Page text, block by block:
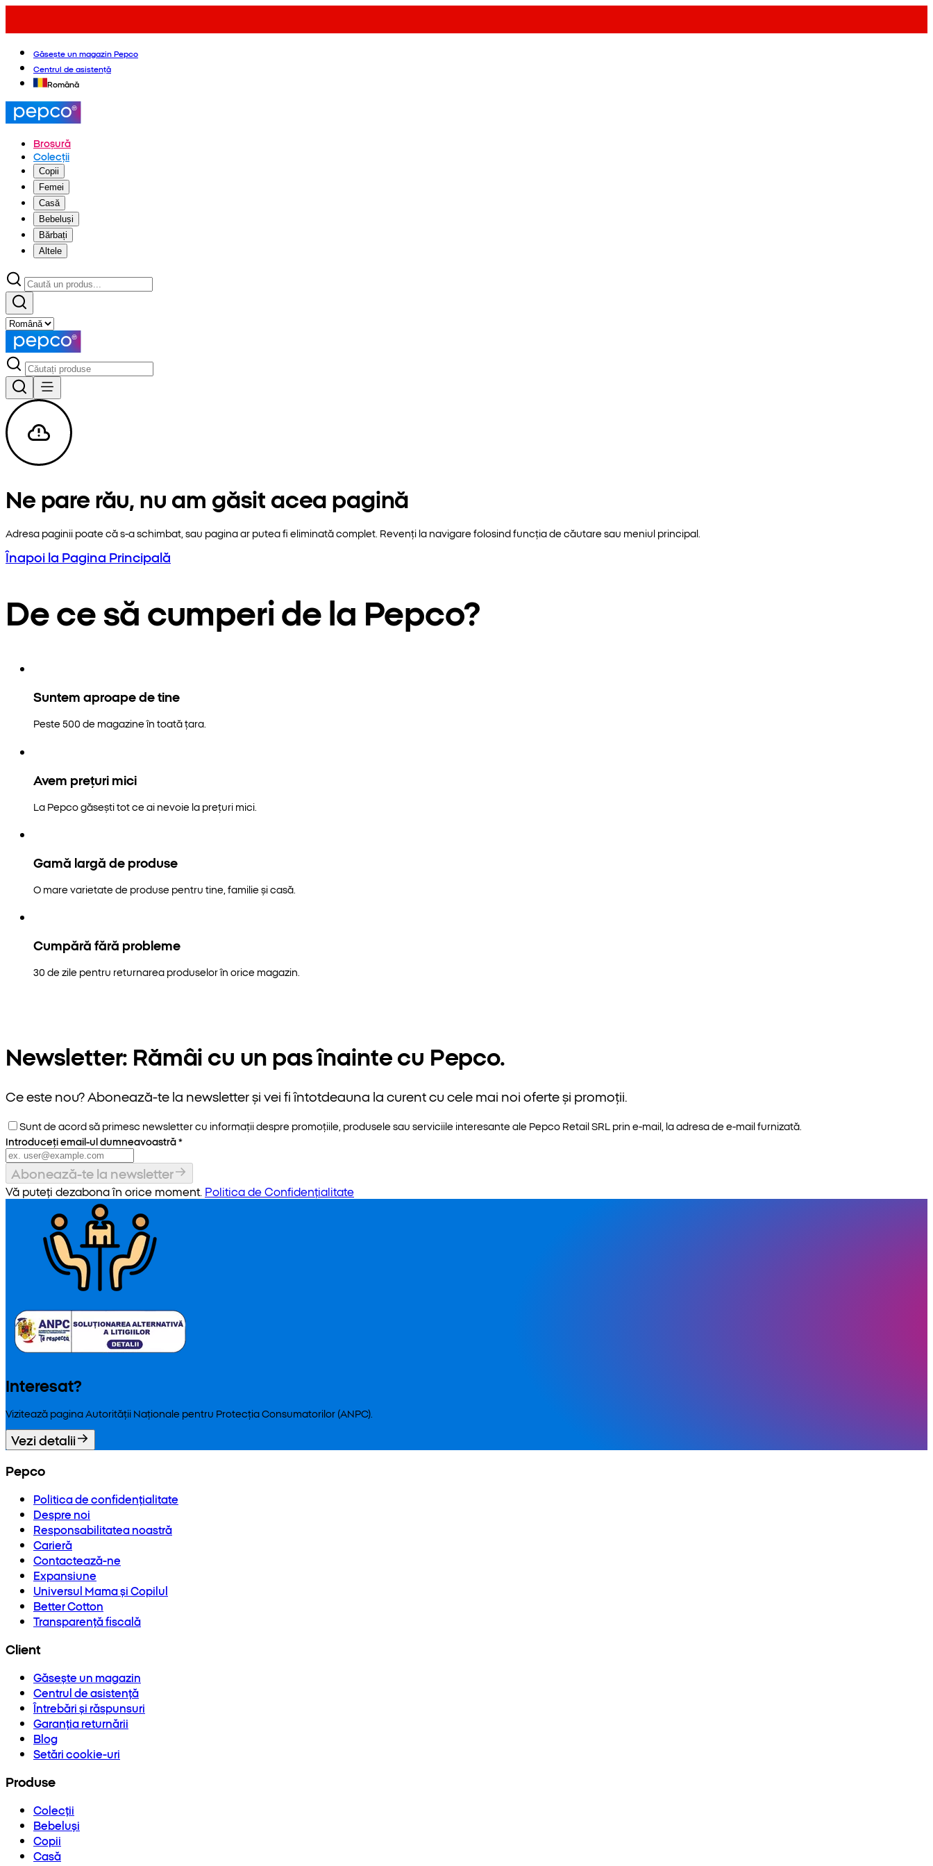
Găsește un magazin Pepco
Centrul de asistență
Română
Broșură
Colecții
Copii
Femei
Casă
Bebeluși
Bărbați
Altele
Ne pare rău, nu am găsit acea pagină
Adresa paginii poate că s-a schimbat, sau pagina ar putea fi eliminată complet. Revenți la navigare folosind funcția de căutare sau meniul principal.
Înapoi la Pagina Principală
De ce să cumperi de la Pepco?
Suntem aproape de tine
Peste 500 de magazine în toată țara.
Avem prețuri mici
La Pepco găsești tot ce ai nevoie la prețuri mici.
Gamă largă de produse
O mare varietate de produse pentru tine, familie și casă.
Cumpără fără probleme
30 de zile pentru returnarea produselor în orice magazin.
Newsletter: Rămâi cu un pas înainte cu Pepco.
Ce este nou? Abonează-te la newsletter și vei fi întotdeauna la curent cu cele mai noi oferte și promoții.
Sunt de acord să primesc newsletter cu informații despre promoțiile, produsele sau serviciile interesante ale Pepco Retail SRL prin e-mail, la adresa de e-mail furnizată.
Introduceți email-ul dumneavoastră*
Abonează-te la newsletter
Vă puteți dezabona în orice moment. Politica de Confidențialitate
Interesat?
Vizitează pagina Autorității Naționale pentru Protecția Consumatorilor (ANPC).
Vezi detalii
Pepco
Politica de confidențialitate
Despre noi
Responsabilitatea noastră
Carieră
Contactează-ne
Expansiune
Universul Mama și Copilul
Better Cotton
Transparență fiscală
Client
Găsește un magazin
Centrul de asistență
Întrebări și răspunsuri
Garanția returnării
Blog
Setări cookie-uri
Produse
Colecții
Bebeluși
Copii
Casă